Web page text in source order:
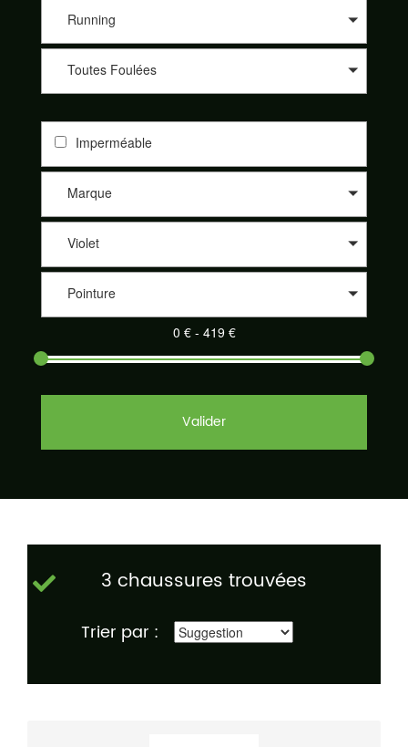
Asolo, Bestard, Brooks, Dynafit, Élémentaire, Five Fingers,
On-Running, Raidlight, Salewa, Salomon, Saucony, Scarpa,
Scott, Tecnica et Topo athletic. Nos partenaires sont de plus en
de Philippe, Trail Store, Télémark Pyrénées, Alpinstore ou
encore Chullanka. Et cela au meilleur prix. Naviguez sur le
comparateur, sélectionnez les critères de votre choix et
découvrez votre paire de chaussures de sport adaptée parmi
un large éventail.
Running
Toutes Foulées
Imperméable
Marque
Violet
Pointure
Valider
3 chaussures trouvées
Trier par :